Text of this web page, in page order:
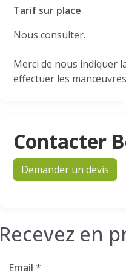
Tarif sur place
Nous consulter.
Merci de nous indiquer
effectuer les
Contacter
Demander un devis
Recevez en
Email *